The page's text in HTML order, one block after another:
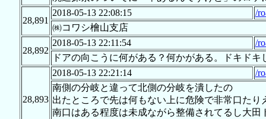
28,891
2018-05-13 22:08:15
/
㈱コワシ檜山支店
28,892
2018-05-13 22:11:54
/
ドアの向こうに何がある？何かがある。ドキドキ
28,893
2018-05-13 22:21:14
/
南側の分岐と違って北側の分岐を潰したの
出たところで先は何もない上に危険で非常口たり
南口はある程度は未成ながら整備されてるし大田